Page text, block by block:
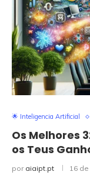
🌟 Inteligencia Artificial
Os Melhores
os Teus
por aiaipt.pt 16 de